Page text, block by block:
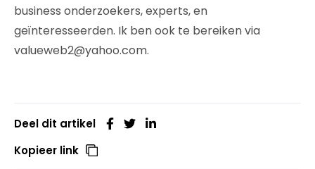
business onderzoekers, experts, en
geïnteresseerden. Ik ben ook te bereiken via
valueweb2@yahoo.com.
Deel dit artikel
Kopieer link